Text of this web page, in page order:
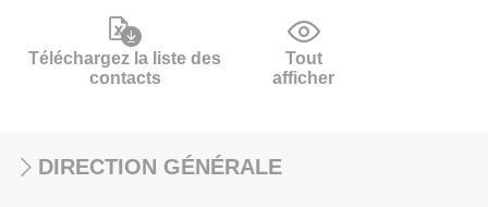
Téléchargez la liste des
contacts
Tout
afficher
DIRECTION GÉNÉRALE